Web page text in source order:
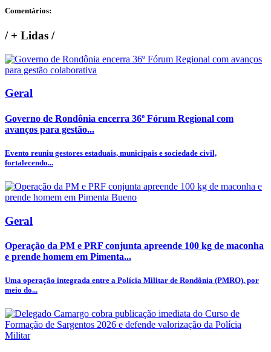
Comentários:
/+ Lidas /
Geral
Governo de Rondônia encerra 36º Fórum Regional com
avanços para gestão...
Evento reuniu gestores estaduais, municipais e sociedade civil,
fortalecendo...
Geral
Operação da PM e PRF conjunta apreende 100 kg de maconha
e prende homem em Pimenta...
Uma operação integrada entre a Polícia Militar de Rondônia (PMRO), por
meio do...